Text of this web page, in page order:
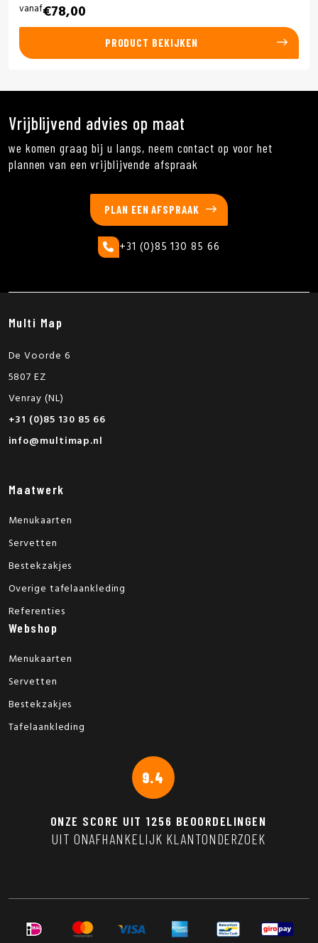
vanaf€78,00
PRODUCT BEKIJKEN
Vrijblijvend advies op maat
we komen graag bij u langs, neem contact op voor het
plannen van een vrijblijvende afspraak
PLAN EEN AFSPRAAK
+31 (0)85 130 85 66
Multi Map
De Voorde 6
5807 EZ
Venray (NL)
+31 (0)85 130 85 66
info@multimap.nl
Maatwerk
Menukaarten
Servetten
Bestekzakjes
Overige tafelaankleding
Referenties
Webshop
Menukaarten
Servetten
Bestekzakjes
Tafelaankleding
9.4
ONZE SCORE UIT 1256 BEOORDELINGEN
UIT ONAFHANKELIJK KLANTONDERZOEK